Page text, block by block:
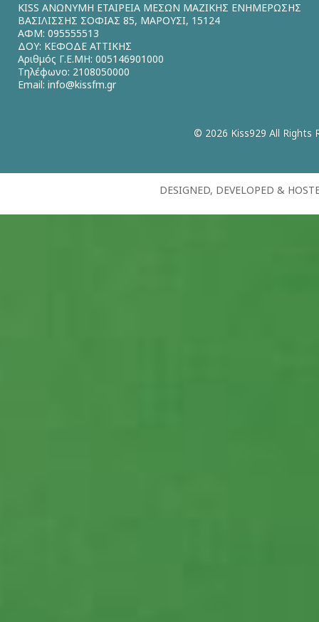
KISS ΑΝΩΝΥΜΗ ΕΤΑΙΡΕΙΑ ΜΕΣΩΝ ΜΑΖΙΚΗΣ ΕΝΗΜΕΡΩΣΗΣ
ΒΑΣΙΛΙΣΣΗΣ ΣΟΦΙΑΣ 85, ΜΑΡΟΥΣΙ, 15124
ΑΦΜ: 095555513
ΔΟΥ: ΚΕΦΟΔΕ ΑΤΤΙΚΗΣ
Αριθμός Γ.Ε.ΜΗ: 005146901000
Τηλέφωνο: 2108050000
Email: info@kissfm.gr
© 2026 Kiss929 All Rights
DESIGNED, DEVELOPED &